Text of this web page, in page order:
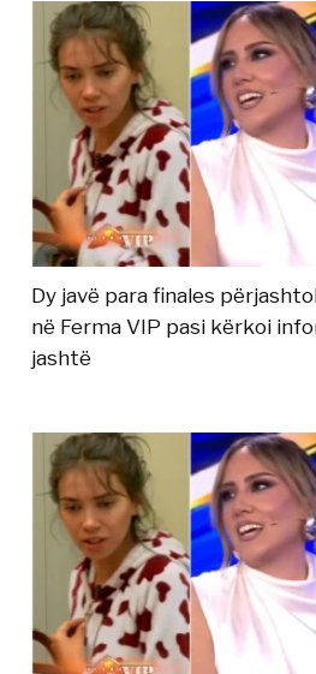
Dy javë para finales
në Ferma VIP pasi kërkoi
jashtë